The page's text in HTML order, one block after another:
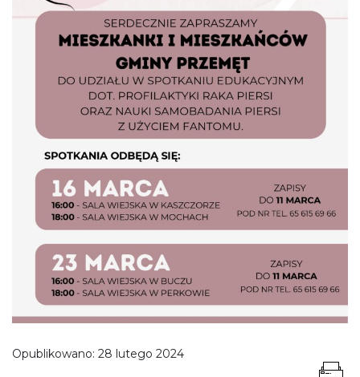
Opublikowano: 28 lutego 2024